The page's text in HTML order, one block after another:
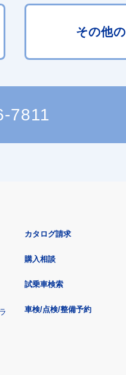
その他の
7811
カタログ請求
購入相談
試乗車検索
車検/点検/整備予約